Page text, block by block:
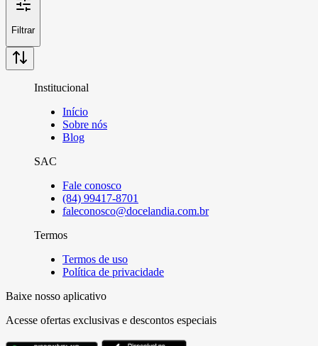
Filtrar
Institucional
Início
Sobre nós
Blog
SAC
Fale conosco
(84) 99417-8701
faleconosco@docelandia.com.br
Termos
Termos de uso
Política de privacidade
Baixe nosso aplicativo
Acesse ofertas exclusivas e descontos especiais